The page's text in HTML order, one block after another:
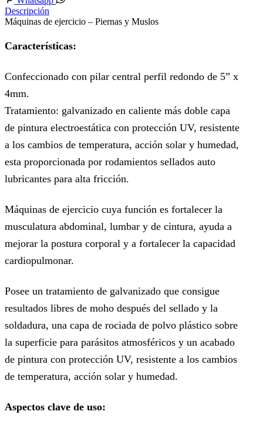
Descripción
Máquinas de ejercicio – Piernas y Muslos
Características:
Confeccionado con pilar central perfil redondo de 5” x
4mm.
Tratamiento: galvanizado en caliente más doble capa
de pintura electroestática con protección UV, resistente
a los cambios de temperatura, acción solar y humedad,
esta proporcionada por rodamientos sellados auto
lubricantes para alta fricción.
Máquinas de ejercicio cuya función es fortalecer la
musculatura abdominal, lumbar y de cintura, ayuda a
mejorar la postura corporal y a fortalecer la capacidad
cardiopulmonar.
Posee un tratamiento de galvanizado que consigue
resultados libres de moho después del sellado y la
soldadura, una capa de rociada de polvo plástico sobre
la superficie para parásitos atmosféricos y un acabado
de pintura con protección UV, resistente a los cambios
de temperatura, acción solar y humedad.
Aspectos clave de uso: